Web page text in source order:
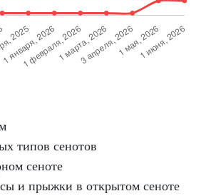
типов сенотов
сеноте
и прыжки в открытом сеноте